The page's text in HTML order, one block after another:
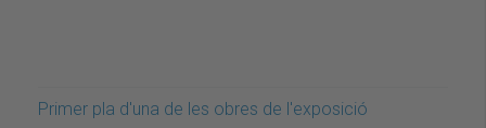
Primer pla d'una de les obres de l'exposició